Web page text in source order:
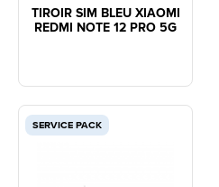
TIROIR SIM BLEU XIAOMI
REDMI NOTE 12 PRO 5G
SERVICE PACK